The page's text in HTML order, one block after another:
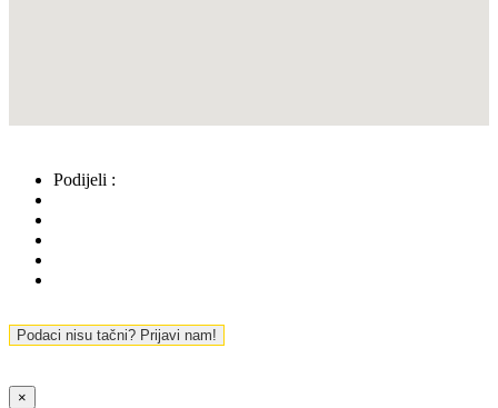
Podijeli :
Podaci nisu tačni? Prijavi nam!
×